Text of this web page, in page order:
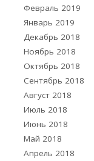
Февраль 2019
Январь 2019
Декабрь 2018
Ноябрь 2018
Октябрь 2018
Сентябрь 2018
Август 2018
Июль 2018
Июнь 2018
Май 2018
Апрель 2018